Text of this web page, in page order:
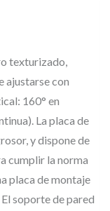
texturizado,
ajustarse con
160° en
La placa de
y dispone de
cumplir la norma
placa de montaje
soporte de pared